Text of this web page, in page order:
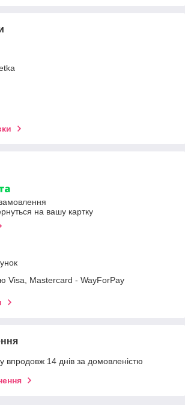
на вашу картку
Visa, Mastercard - WayForPay
впродовж 14 днів за домовленістю